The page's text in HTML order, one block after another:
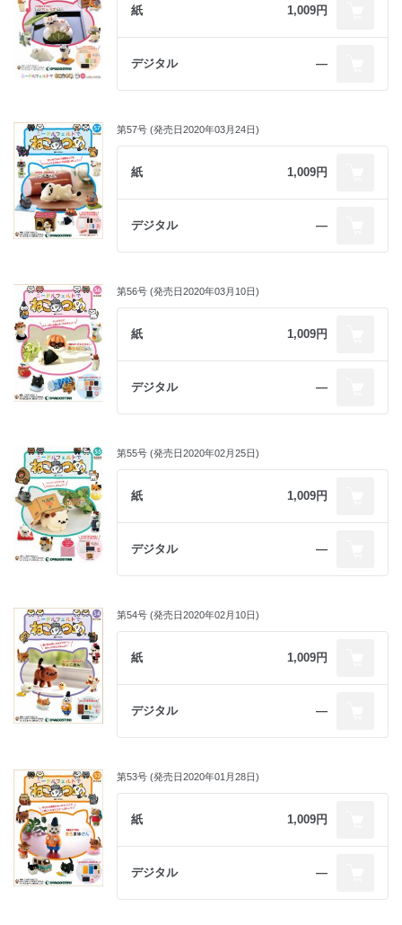
紙 1,009円
デジタル ―
第57号 (発売日2020年03月24日)
紙 1,009円
デジタル ―
第56号 (発売日2020年03月10日)
紙 1,009円
デジタル ―
第55号 (発売日2020年02月25日)
紙 1,009円
デジタル ―
第54号 (発売日2020年02月10日)
紙 1,009円
デジタル ―
第53号 (発売日2020年01月28日)
紙 1,009円
デジタル ―